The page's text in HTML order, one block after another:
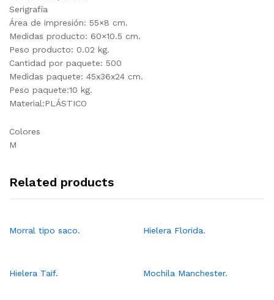
Serigrafía
Área de impresión: 55×8 cm.
Medidas producto: 60×10.5 cm.
Peso producto: 0.02 kg.
Cantidad por paquete: 500
Medidas paquete: 45x36x24 cm.
Peso paquete:10 kg.
Material:PLÁSTICO
Colores
M
Related products
Morral tipo saco. Hielera Florida.
Hielera Taif. Mochila Manchester.